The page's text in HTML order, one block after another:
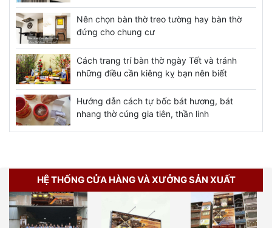
Nên chọn bàn thờ treo tường hay bàn thờ
đứng cho chung cư
Cách trang trí bàn thờ ngày Tết và tránh
những điều cần kiêng kỵ bạn nên biết
Hướng dẫn cách tự bốc bát hương, bát
nhang thờ cúng gia tiên, thần linh
HỆ THỐNG CỬA HÀNG VÀ XƯỞNG SẢN XUẤT